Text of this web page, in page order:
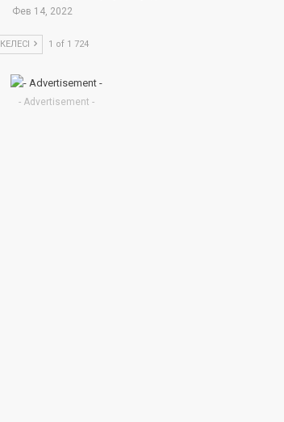
Фев 14, 2022
КЕЛЕСІ 1 of 1 724
- Advertisement -